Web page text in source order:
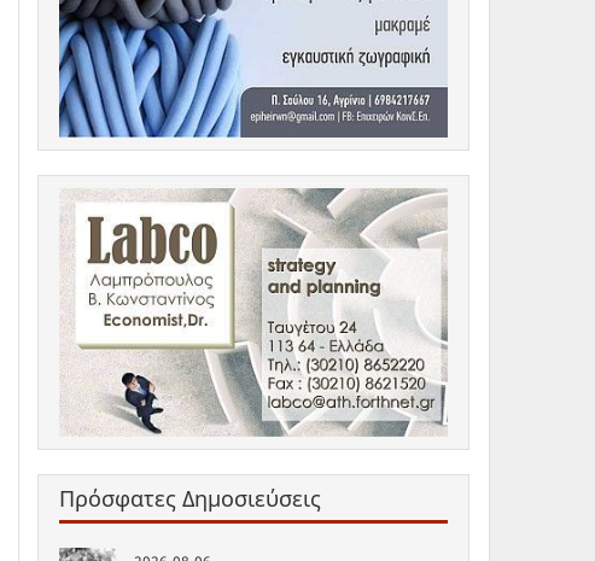
Πρόσφατες Δημοσιεύσεις